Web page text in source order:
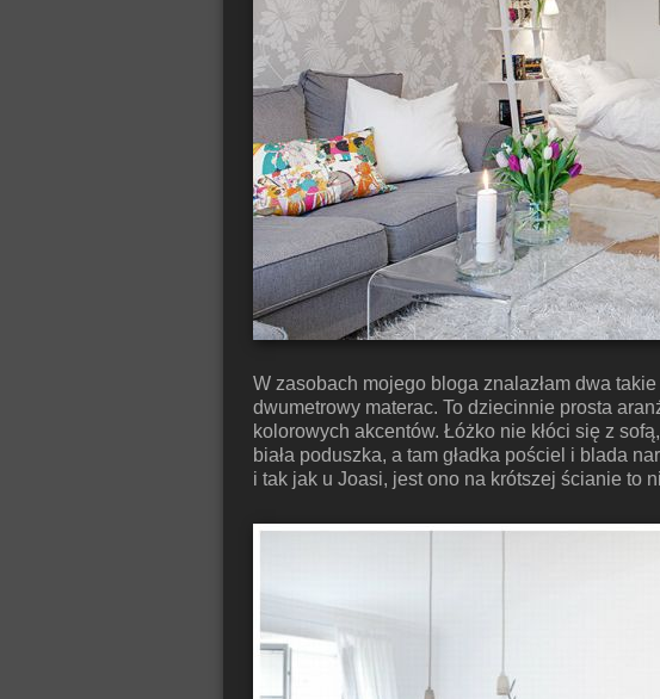
W zasobach mojego bloga znalazłam dwa
dwumetrowy materac. To dziecinnie prosta
kolorowych akcentów. Łóżko nie kłóci się z
biała poduszka, a tam gładka pościel i blada
i tak jak u Joasi, jest ono na krótszej ścianie to